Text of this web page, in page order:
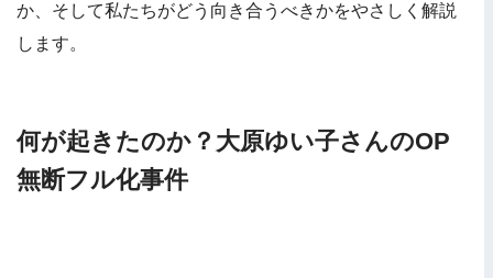
か、そして私たちがどう向き合うべきかをやさしく解説
します。
何が起きたのか？大原ゆい子さんのOP
無断フル化事件